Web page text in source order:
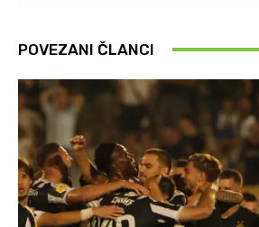
POVEZANI ČLANCI